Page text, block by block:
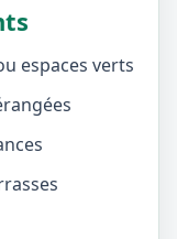
espaces verts